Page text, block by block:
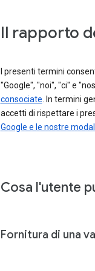
Il rapporto
I presenti termini
"Google", "noi", "ci" e
consociate. In termini
accetti di rispettare i
Google e le nostre
Cosa l'utente
Fornitura di una